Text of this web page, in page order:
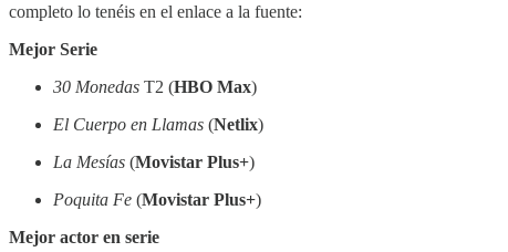
completo lo tenéis en el enlace a la fuente:
Mejor Serie
30 Monedas T2 (HBO Max)
El Cuerpo en Llamas (Netlix)
La Mesías (Movistar Plus+)
Poquita Fe (Movistar Plus+)
Mejor actor en serie